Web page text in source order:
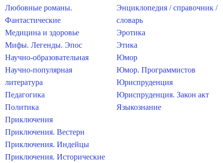
Любовные романы.
Фантастические
Медицина и здоровье
Мифы. Легенды. Эпос
Научно-образовательная
Научно-популярная
литература
Педагогика
Политика
Приключения
Приключения. Вестерн
Приключения. Индейцы
Приключения. Исторические
Энциклопедия / справочник /
словарь
Эротика
Этика
Юмор
Юмор. Программистов
Юриспруденция
Юриспруденция. Закон акт
Языкознание